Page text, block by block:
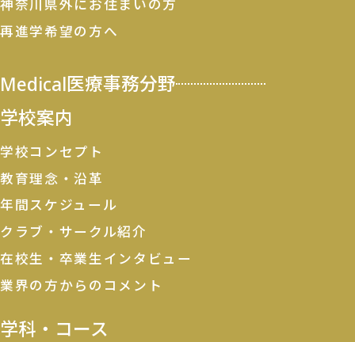
再進学希望の方へ
Medical医療事務分野
学校案内
学校コンセプト
教育理念・沿革
年間スケジュール
クラブ・サークル紹介
在校生・卒業生インタビュー
業界の方からのコメント
学科・コース